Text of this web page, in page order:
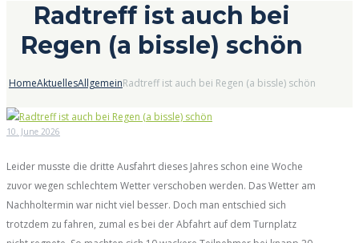
Radtreff ist auch bei
Regen (a bissle) schön
HomeAktuellesAllgemeinRadtreff ist auch bei Regen (a bissle) schön
10. June 2026
Leider musste die dritte Ausfahrt dieses Jahres schon eine Woche
zuvor wegen schlechtem Wetter verschoben werden. Das Wetter am
Nachholtermin war nicht viel besser. Doch man entschied sich
trotzdem zu fahren, zumal es bei der Abfahrt auf dem Turnplatz